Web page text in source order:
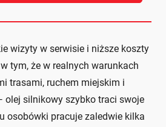
wizyty w serwisie i niższe koszty
tym, że w realnych warunkach
trasami, ruchem miejskim i
olej silnikowy szybko traci swoje
osobówki pracuje zaledwie kilka